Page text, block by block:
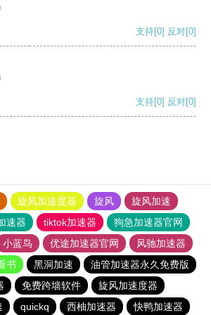
支持[0] 反对[0]
支持[0] 反对[0]
旋风加速度器 旋风
旋风加速
速器 tiktok加速器
狗急加速器官网
小蓝鸟 优途加速器官网
风驰加速器
书 黑洞加速
油管加速器永久免费版
免费跨墙软件
旋风加速度器
quickq 西柚加速器 快鸭加速器